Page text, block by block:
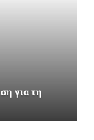
για τη